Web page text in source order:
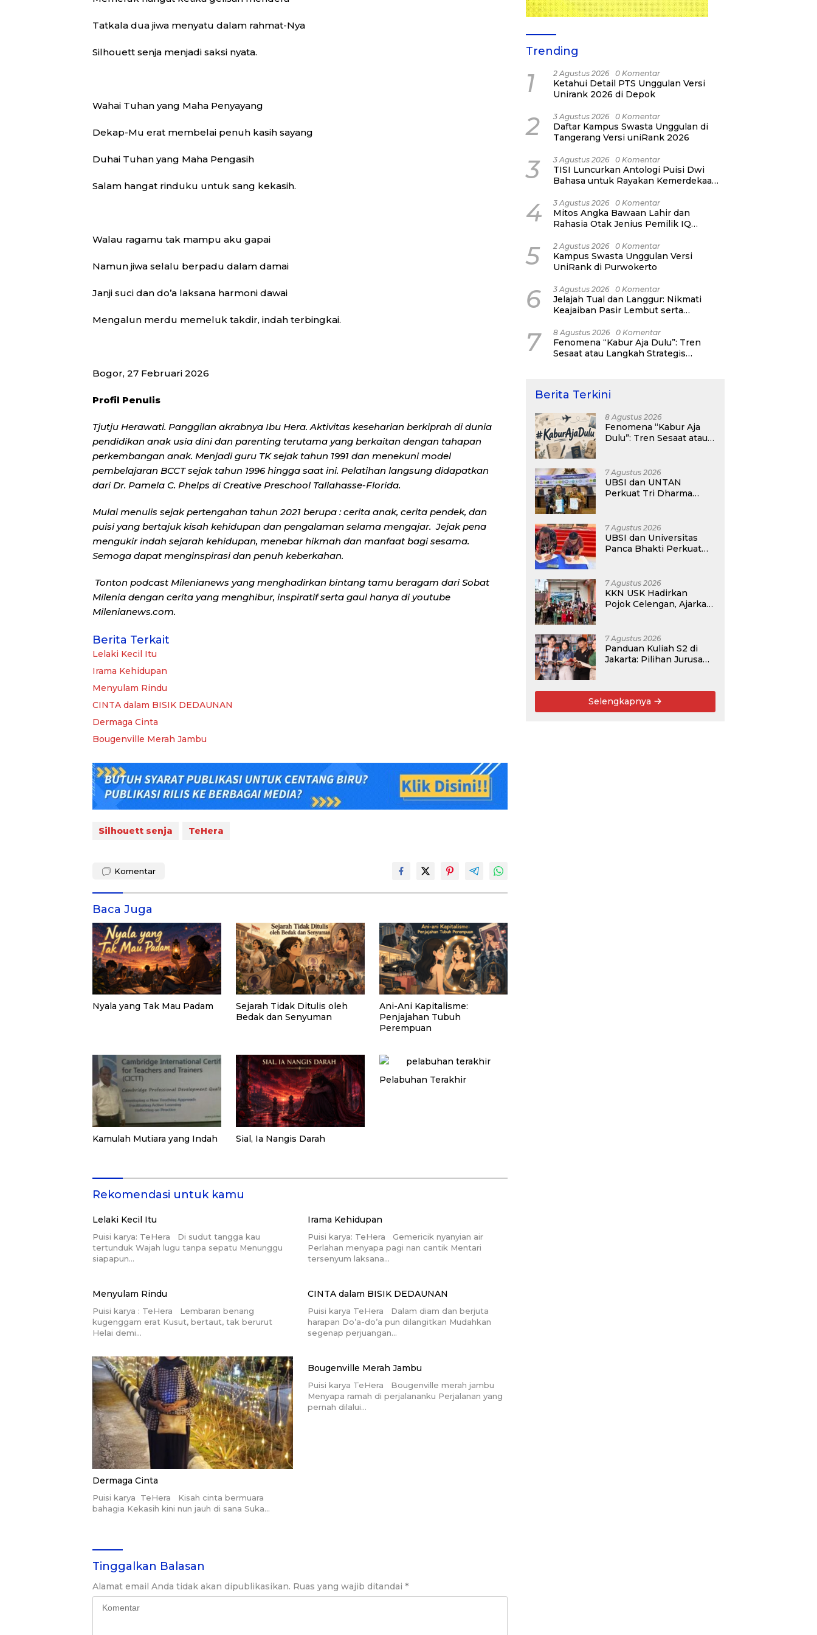
Tatkala dua jiwa menyatu dalam rahmat-Nya
Silhouett senja menjadi saksi nyata.
Wahai Tuhan yang Maha Penyayang
Dekap-Mu erat membelai penuh kasih sayang
Duhai Tuhan yang Maha Pengasih
Salam hangat rinduku untuk sang kekasih.
Walau ragamu tak mampu aku gapai
Namun jiwa selalu berpadu dalam damai
Janji suci dan do’a laksana harmoni dawai
Mengalun merdu memeluk takdir, indah terbingkai.
Bogor, 27 Februari 2026
Profil Penulis
Tjutju Herawati. Panggilan akrabnya Ibu Hera. Aktivitas keseharian berkiprah di dunia
pendidikan anak usia dini dan parenting terutama yang berkaitan dengan tahapan
perkembangan anak. Menjadi guru TK sejak tahun 1991 dan menekuni model
pembelajaran BCCT sejak tahun 1996 hingga saat ini. Pelatihan langsung didapatkan
dari Dr. Pamela C. Phelps di Creative Preschool Tallahasse-Florida.
Mulai menulis sejak pertengahan tahun 2021 berupa : cerita anak, cerita pendek, dan
puisi yang bertajuk kisah kehidupan dan pengalaman selama mengajar. Jejak pena
mengukir indah sejarah kehidupan, menebar hikmah dan manfaat bagi sesama.
Semoga dapat menginspirasi dan penuh keberkahan.
Tonton podcast Milenianews yang menghadirkan bintang tamu beragam dari Sobat
Milenia dengan cerita yang menghibur, inspiratif serta gaul hanya di youtube
Milenianews.com.
Berita Terkait
Lelaki Kecil Itu
Irama Kehidupan
Menyulam Rindu
CINTA dalam BISIK DEDAUNAN
Dermaga Cinta
Bougenville Merah Jambu
Silhouett senja TeHera
Komentar
Baca Juga
Nyala yang Tak Mau Padam
Sejarah Tidak Ditulis oleh
Bedak dan Senyuman
Ani-Ani Kapitalisme:
Penjajahan Tubuh
Perempuan
Kamulah Mutiara yang Indah Sial, Ia Nangis Darah
Pelabuhan Terakhir
Rekomendasi untuk kamu
Lelaki Kecil Itu
Puisi karya: TeHera Di sudut tangga kau
tertunduk Wajah lugu tanpa sepatu Menunggu
siapapun…
Irama Kehidupan
Puisi karya: TeHera Gemericik nyanyian air
Perlahan menyapa pagi nan cantik Mentari
tersenyum laksana…
Menyulam Rindu
Puisi karya : TeHera Lembaran benang
kugenggam erat Kusut, bertaut, tak berurut
Helai demi…
CINTA dalam BISIK DEDAUNAN
Puisi karya TeHera Dalam diam dan berjuta
harapan Do’a-do’a pun dilangitkan Mudahkan
segenap perjuangan…
Dermaga Cinta
Puisi karya TeHera Kisah cinta bermuara
bahagia Kekasih kini nun jauh di sana Suka…
Bougenville Merah Jambu
Puisi karya TeHera Bougenville merah jambu
Menyapa ramah di perjalananku Perjalanan yang
pernah dilalui…
Tinggalkan Balasan
Alamat email Anda tidak akan dipublikasikan. Ruas yang wajib ditandai *
Trending
1 2 Agustus 2026 0 Komentar
Ketahui Detail PTS Unggulan Versi
Unirank 2026 di Depok
2 3 Agustus 2026 0 Komentar
Daftar Kampus Swasta Unggulan di
Tangerang Versi uniRank 2026
3 3 Agustus 2026 0 Komentar
TISI Luncurkan Antologi Puisi Dwi
Bahasa untuk Rayakan Kemerdekaan
4 3 Agustus 2026 0 Komentar
Mitos Angka Bawaan Lahir dan
Rahasia Otak Jenius Pemilik IQ
5 2 Agustus 2026 0 Komentar
Kampus Swasta Unggulan Versi
UniRank di Purwokerto
6 3 Agustus 2026 0 Komentar
Jelajah Tual dan Langgur: Nikmati
Keajaiban Pasir Lembut serta
Kei
7 8 Agustus 2026 0 Komentar
Fenomena “Kabur Aja Dulu”: Tren
Sesaat atau Langkah Strategis
Berita Terkini
8 Agustus 2026
Fenomena “Kabur Aja
Dulu”: Tren Sesaat atau
Depan?
7 Agustus 2026
UBSI dan UNTAN
Perkuat Tri Dharma
7 Agustus 2026
UBSI dan Universitas
Panca Bhakti Perkuat
7 Agustus 2026
KKN USK Hadirkan
Pojok Celengan, Ajarkan
7 Agustus 2026
Panduan Kuliah S2 di
Jakarta: Pilihan Jurusan,
Selengkapnya